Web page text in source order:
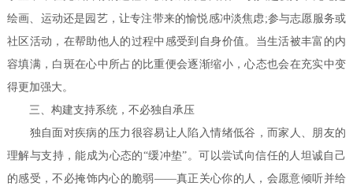
绘画、运动还是园艺，让专注带来的愉悦感冲淡焦虑;参与志愿服务或
社区活动，在帮助他人的过程中感受到自身价值。当生活被丰富的内
容填满，白斑在心中所占的比重便会逐渐缩小，心态也会在充实中变
得更加强大。
三、构建支持系统，不必独自承压
独自面对疾病的压力很容易让人陷入情绪低谷，而家人、朋友的
理解与支持，能成为心态的“缓冲垫”。可以尝试向信任的人坦诚自己
的感受，不必掩饰内心的脆弱——真正关心你的人，会愿意倾听并给